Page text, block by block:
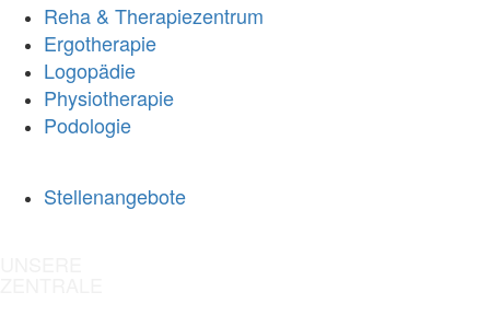
Reha & Therapiezentrum
Ergotherapie
Logopädie
Physiotherapie
Podologie
Stellenangebote